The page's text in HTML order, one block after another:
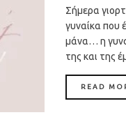
Σήμερα
γυναίκα που
μάνα… η
της και της
READ